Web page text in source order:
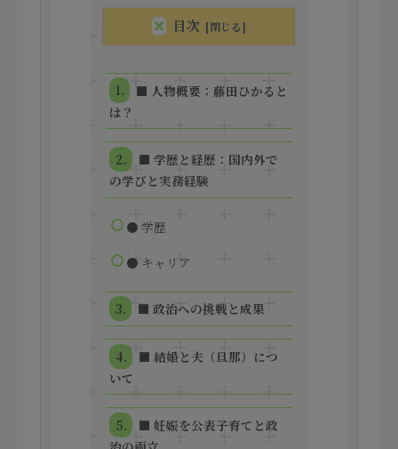
目次
■ 人物概要：藤田ひかると
は？
■ 学歴と経歴：国内外で
の学びと実務経験
● 学歴
● キャリア
■ 政治への挑戦と成果
■ 結婚と夫（旦那）につ
いて
■ 妊娠を公表――子育てと政